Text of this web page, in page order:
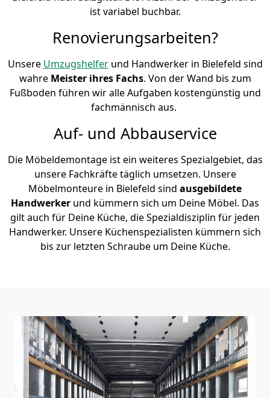
ist variabel buchbar.
Renovierungsarbeiten?
Unsere Umzugshelferund Handwerker in Bielefeld sind
wahre Meister ihres Fachs. Von der Wand bis zum
Fußboden führen wir alle Aufgaben kostengünstig und
fachmännisch aus.
Auf- und Abbauservice
Die Möbeldemontage ist ein weiteres Spezialgebiet, das
unsere Fachkräfte täglich umsetzen. Unsere
Möbelmonteure in Bielefeld sind ausgebildete
Handwerker und kümmern sich um Deine Möbel. Das
gilt auch für Deine Küche, die Spezialdisziplin für jeden
Handwerker. Unsere Küchenspezialisten kümmern sich
bis zur letzten Schraube um Deine Küche.